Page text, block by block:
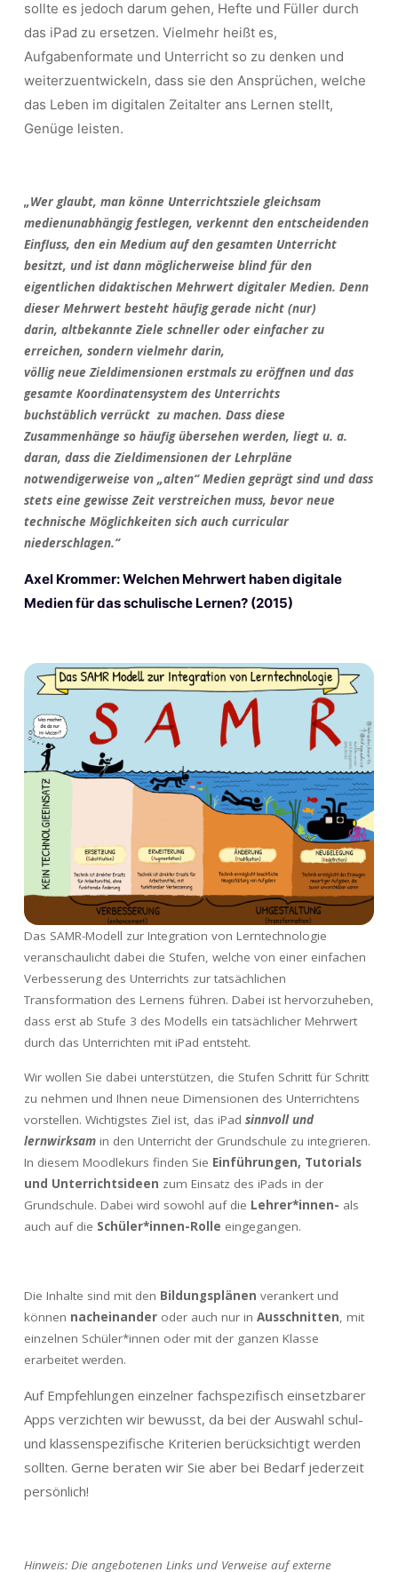
sollte es jedoch darum gehen, Hefte und Füller durch
das iPad zu ersetzen. Vielmehr heißt es,
Aufgabenformate und Unterricht so zu denken und
weiterzuentwickeln, dass sie den Ansprüchen, welche
das Leben im digitalen Zeitalter ans Lernen stellt,
Genüge leisten.
„Wer glaubt, man könne Unterrichtsziele gleichsam
medienunabhängig festlegen, verkennt den entscheidenden
Einfluss, den ein Medium auf den gesamten Unterricht
besitzt, und ist dann möglicherweise blind für den
eigentlichen didaktischen Mehrwert digitaler Medien. Denn
dieser Mehrwert besteht häufig gerade nicht (nur)
darin, altbekannte Ziele schneller oder einfacher zu
erreichen, sondern vielmehr darin,
völlig neue Zieldimensionen erstmals zu eröffnen und das
gesamte Koordinatensystem des Unterrichts
buchstäblich verrückt zu machen. Dass diese
Zusammenhänge so häufig übersehen werden, liegt u. a.
daran, dass die Zieldimensionen der Lehrpläne
notwendigerweise von „alten“ Medien geprägt sind und dass
stets eine gewisse Zeit verstreichen muss, bevor neue
technische Möglichkeiten sich auch curricular
niederschlagen.“
Axel Krommer: Welchen Mehrwert haben digitale
Medien für das schulische Lernen? (2015)
Das SAMR-Modell zur Integration von Lerntechnologie
veranschaulicht dabei die Stufen, welche von einer einfachen
Verbesserung des Unterrichts zur tatsächlichen
Transformation des Lernens führen. Dabei ist hervorzuheben,
dass erst ab Stufe 3 des Modells ein tatsächlicher Mehrwert
durch das Unterrichten mit iPad entsteht.
Wir wollen Sie dabei unterstützen, die Stufen Schritt für Schritt
zu nehmen und Ihnen neue Dimensionen des Unterrichtens
vorstellen. Wichtigstes Ziel ist, das iPad sinnvoll und
lernwirksam in den Unterricht der Grundschule zu integrieren.
In diesem Moodlekurs finden Sie Einführungen, Tutorials
und Unterrichtsideen zum Einsatz des iPads in der
Grundschule. Dabei wird sowohl auf die Lehrer*innen- als
auch auf die Schüler*innen-Rolle eingegangen.
Die Inhalte sind mit den Bildungsplänen verankert und
können nacheinander oder auch nur in Ausschnitten, mit
einzelnen Schüler*innen oder mit der ganzen Klasse
erarbeitet werden.
Auf Empfehlungen einzelner fachspezifisch einsetzbarer
Apps verzichten wir bewusst, da bei der Auswahl schul-
und klassenspezifische Kriterien berücksichtigt werden
sollten. Gerne beraten wir Sie aber bei Bedarf jederzeit
persönlich!
Hinweis: Die angebotenen Links und Verweise auf externe